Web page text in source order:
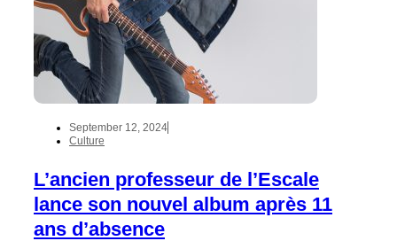
September 12, 2024
Culture
L’ancien professeur de l’Escale
lance son nouvel album après 11
ans d’absence